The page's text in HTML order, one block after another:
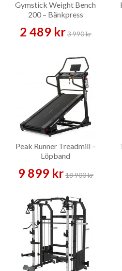
Gymstick Weight Bench
200 – Bänkpress
2 489 kr3 990 kr
Peak Runner Treadmill –
Löpband
9 899 kr18 900 kr